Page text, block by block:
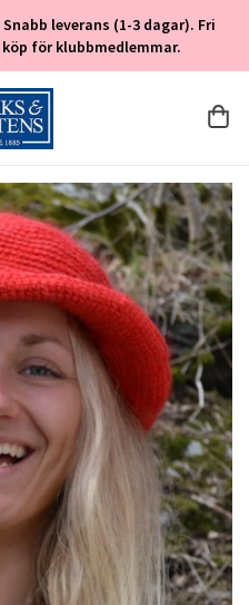
leverans (1-3 dagar). Fri
för klubbmedlemmar.